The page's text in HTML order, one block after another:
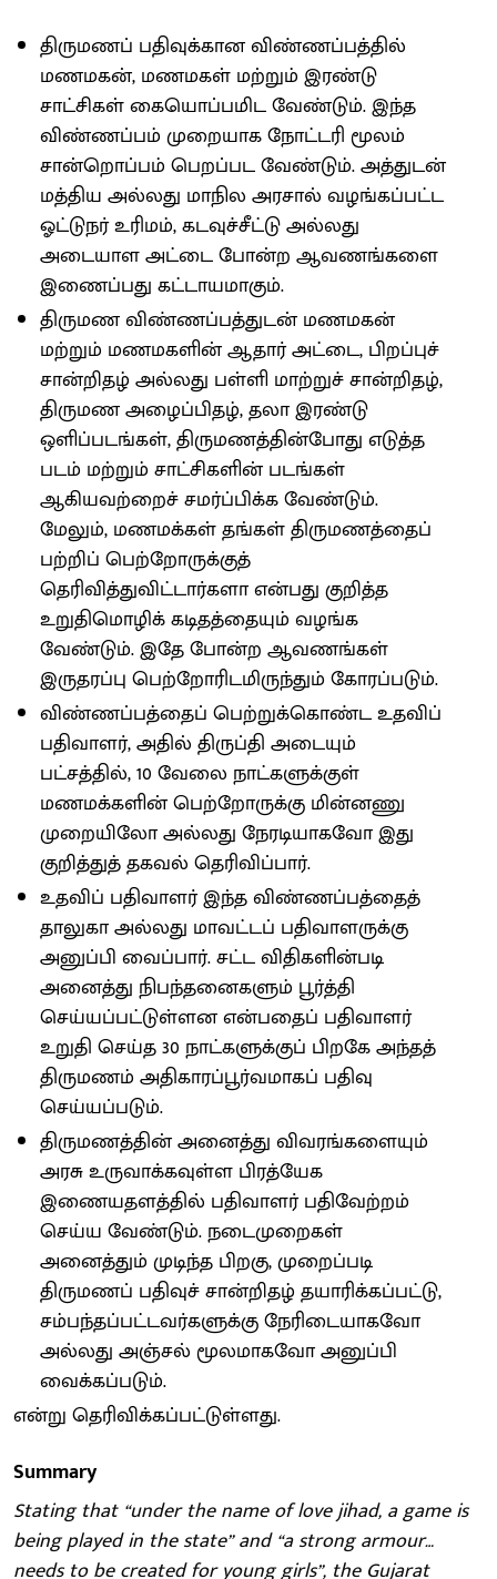
திருமணப் பதிவுக்கான விண்ணப்பத்தில்
மணமகன், மணமகள் மற்றும் இரண்டு
சாட்சிகள் கையொப்பமிட வேண்டும். இந்த
விண்ணப்பம் முறையாக நோட்டரி மூலம்
சான்றொப்பம் பெறப்பட வேண்டும். அத்துடன்
மத்திய அல்லது மாநில அரசால் வழங்கப்பட்ட
ஓட்டுநர் உரிமம், கடவுச்சீட்டு அல்லது
அடையாள அட்டை போன்ற ஆவணங்களை
இணைப்பது கட்டாயமாகும்.
திருமண விண்ணப்பத்துடன் மணமகன்
மற்றும் மணமகளின் ஆதார் அட்டை, பிறப்புச்
சான்றிதழ் அல்லது பள்ளி மாற்றுச் சான்றிதழ்,
திருமண அழைப்பிதழ், தலா இரண்டு
ஒளிப்படங்கள், திருமணத்தின்போது எடுத்த
படம் மற்றும் சாட்சிகளின் படங்கள்
ஆகியவற்றைச் சமர்ப்பிக்க வேண்டும்.
மேலும், மணமக்கள் தங்கள் திருமணத்தைப்
பற்றிப் பெற்றோருக்குத்
தெரிவித்துவிட்டார்களா என்பது குறித்த
உறுதிமொழிக் கடிதத்தையும் வழங்க
வேண்டும். இதே போன்ற ஆவணங்கள்
இருதரப்பு பெற்றோரிடமிருந்தும் கோரப்படும்.
விண்ணப்பத்தைப் பெற்றுக்கொண்ட உதவிப்
பதிவாளர், அதில் திருப்தி அடையும்
பட்சத்தில், 10 வேலை நாட்களுக்குள்
மணமக்களின் பெற்றோருக்கு மின்னணு
முறையிலோ அல்லது நேரடியாகவோ இது
குறித்துத் தகவல் தெரிவிப்பார்.
உதவிப் பதிவாளர் இந்த விண்ணப்பத்தைத்
தாலுகா அல்லது மாவட்டப் பதிவாளருக்கு
அனுப்பி வைப்பார். சட்ட விதிகளின்படி
அனைத்து நிபந்தனைகளும் பூர்த்தி
செய்யப்பட்டுள்ளன என்பதைப் பதிவாளர்
உறுதி செய்த 30 நாட்களுக்குப் பிறகே அந்தத்
திருமணம் அதிகாரப்பூர்வமாகப் பதிவு
செய்யப்படும்.
திருமணத்தின் அனைத்து விவரங்களையும்
அரசு உருவாக்கவுள்ள பிரத்யேக
இணையதளத்தில் பதிவாளர் பதிவேற்றம்
செய்ய வேண்டும். நடைமுறைகள்
அனைத்தும் முடிந்த பிறகு, முறைப்படி
திருமணப் பதிவுச் சான்றிதழ் தயாரிக்கப்பட்டு,
சம்பந்தப்பட்டவர்களுக்கு நேரிடையாகவோ
அல்லது அஞ்சல் மூலமாகவோ அனுப்பி
வைக்கப்படும்.
என்று தெரிவிக்கப்பட்டுள்ளது.
Summary
Stating that “under the name of love jihad, a game is
being played in the state” and “a strong armour…
needs to be created for young girls”, the Gujarat